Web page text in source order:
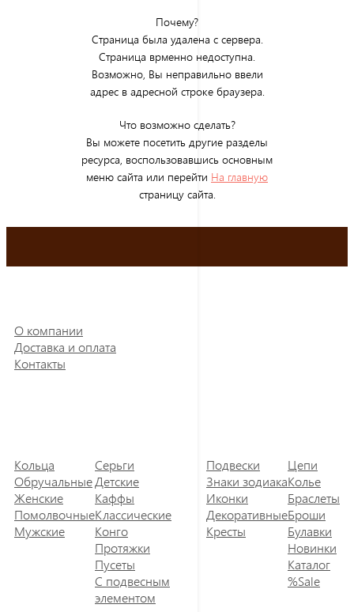
Почему?
Страница была удалена с сервера.
Страница врменно недоступна.
Возможно, Вы неправильно ввели
адрес в адресной строке браузера.
Что возможно сделать?
Вы можете посетить другие разделы
ресурса, воспользовавшись основным
меню сайта или перейти На главную
страницу сайта.
О компании
Доставка и оплата
Контакты
Кольца
Обручальные
Женские
Помолвочные
Мужские
Серьги
Детские
Каффы
Классические
Конго
Протяжки
Пусеты
С подвесным
элементом
Подвески
Знаки зодиака
Иконки
Декоративные
Кресты
Цепи
Колье
Браслеты
Броши
Булавки
Новинки
Каталог
%Sale